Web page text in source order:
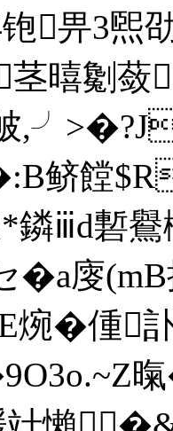
畀3煕
茎暿劖
帔
鲚饄
鏻ⅲd磛鸒
a廀
焥�偅